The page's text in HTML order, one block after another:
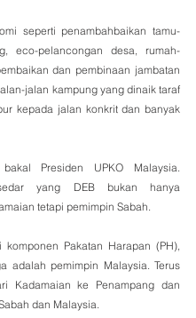
seperti penambahbaikan tamu-
eco-pelancongan desa, rumah-
dan pembinaan jambatan
jalan kampung yang dinaik taraf
kepada jalan konkrit dan banyak
Presiden UPKO Malaysia.
yang DEB bukan hanya
tetapi pemimpin Sabah.
komponen Pakatan Harapan (PH),
adalah pemimpin Malaysia. Terus
Kadamaian ke Penampang dan
dan Malaysia.